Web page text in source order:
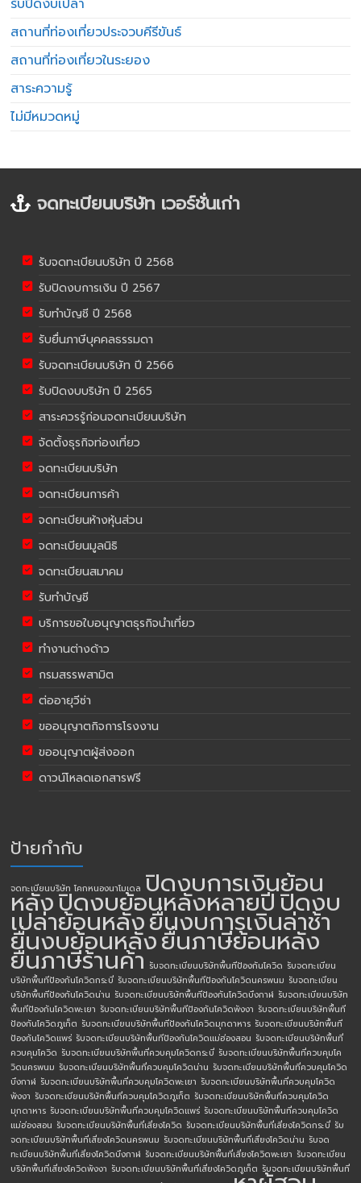
รับปิดงบเปล่า
สถานที่ท่องเที่ยวประจวบคีรีขันธ์
สถานที่ท่องเที่ยวในระยอง
สาระความรู้
ไม่มีหมวดหมู่
จดทะเบียนบริษัท เวอร์ชั่นเก่า
รับจดทะเบียนบริษัท ปี 2568
รับปิดงบการเงิน ปี 2567
รับทำบัญชี ปี 2568
รับยื่นภาษีบุคคลธรรมดา
รับจดทะเบียนบริษัท ปี 2566
รับปิดงบบริษัท ปี 2565
สาระควรรู้ก่อนจดทะเบียนบริษัท
จัดตั้งธุรกิจท่องเที่ยว
จดทะเบียนบริษัท
จดทะเบียนการค้า
จดทะเบียนห้างหุ้นส่วน
จดทะเบียนมูลนิธิ
จดทะเบียนสมาคม
รับทำบัญชี
บริการขอใบอนุญาตธุรกิจนำเที่ยว
ทำงานต่างด้าว
กรมสรรพสามิต
ต่ออายุวีซ่า
ขออนุญาตกิจการโรงงาน
ขออนุญาตผู้ส่งออก
ดาวน์โหลดเอกสารฟรี
ป้ายกำกับ
จดทะเบียนบริษัท โคกหนองนาโมเดล ปิดงบการเงินย้อน
หลังปิดงบย้อนหลังหลายปีปิดงบ
เปล่าย้อนหลังยื่นงบการเงินล่าช้า
ยื่นงบย้อนหลังยื่นภาษีย้อนหลัง
ยื่นภาษีร้านค้า รับจดทะเบียนบริษัทพื้นทีป้องกันโควิด รับจดทะเบียน
บริษัทพื้นทีป้องกันโควิดกระบี่ รับจดทะเบียนบริษัทพื้นทีป้องกันโควิดนครพนม รับจดทะเบียน
บริษัทพื้นทีป้องกันโควิดน่าน รับจดทะเบียนบริษัทพื้นทีป้องกันโควิดบึงกาฬ รับจดทะเบียนบริษัท
พื้นทีป้องกันโควิดพะเยา รับจดทะเบียนบริษัทพื้นทีป้องกันโควิดพังงา รับจดทะเบียนบริษัทพื้นที
ป้องกันโควิดภูเก็ต รับจดทะเบียนบริษัทพื้นทีป้องกันโควิดมุกดาหาร รับจดทะเบียนบริษัทพื้นที
ป้องกันโควิดแพร่ รับจดทะเบียนบริษัทพื้นทีป้องกันโควิดแม่ฮ่องสอน รับจดทะเบียนบริษัทพื้นที่
ควบคุมโควิด รับจดทะเบียนบริษัทพื้นที่ควบคุมโควิดกระบี่ รับจดทะเบียนบริษัทพื้นที่ควบคุมโค
วิดนครพนม รับจดทะเบียนบริษัทพื้นที่ควบคุมโควิดน่าน รับจดทะเบียนบริษัทพื้นที่ควบคุมโควิด
บึงกาฬ รับจดทะเบียนบริษัทพื้นที่ควบคุมโควิดพะเยา รับจดทะเบียนบริษัทพื้นที่ควบคุมโควิด
พังงา รับจดทะเบียนบริษัทพื้นที่ควบคุมโควิดภูเก็ต รับจดทะเบียนบริษัทพื้นที่ควบคุมโควิด
มุกดาหาร รับจดทะเบียนบริษัทพื้นที่ควบคุมโควิดแพร่ รับจดทะเบียนบริษัทพื้นที่ควบคุมโควิด
แม่ฮ่องสอน รับจดทะเบียนบริษัทพื้นที่เสี่ยงโควิด รับจดทะเบียนบริษัทพื้นที่เสี่ยงโควิดกระบี่ รับ
จดทะเบียนบริษัทพื้นที่เสี่ยงโควิดนครพนม รับจดทะเบียนบริษัทพื้นที่เสี่ยงโควิดน่าน รับจด
ทะเบียนบริษัทพื้นที่เสี่ยงโควิดบึงกาฬ รับจดทะเบียนบริษัทพื้นที่เสี่ยงโควิดพะเยา รับจดทะเบียน
บริษัทพื้นที่เสี่ยงโควิดพังงา รับจดทะเบียนบริษัทพื้นที่เสี่ยงโควิดภูเก็ต รับจดทะเบียนบริษัทพื้นที่